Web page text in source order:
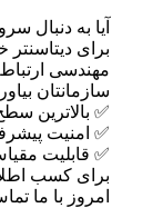
آیا به دنبال
مهندسی
سازمانتان
✅ بالاترین
✅ امنیت
✅ قابلیت
برای کسب
امروز با ما تماس